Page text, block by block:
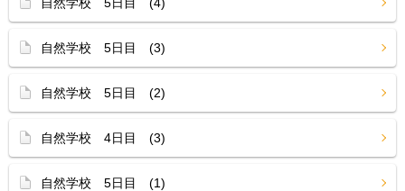
自然学校 5日目 (3)
自然学校 5日目 (2)
自然学校 4日目 (3)
自然学校 5日目 (1)